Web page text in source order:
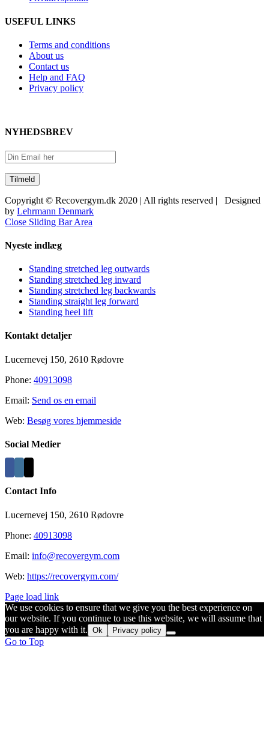
USEFUL LINKS
Terms and conditions
About us
Contact us
Help and FAQ
Privacy policy
NYHEDSBREV
Copyright © Recovergym.dk 2020 | All rights reserved | Designed
by Lehrmann Denmark
Close Sliding Bar Area
Nyeste indlæg
Standing stretched leg outwards
Standing stretched leg inward
Standing stretched leg backwards
Standing straight leg forward
Standing heel lift
Kontakt detaljer
Lucernevej 150, 2610 Rødovre
Phone: 40913098
Email: Send os en email
Web: Besøg vores hjemmeside
Social Medier
Contact Info
Lucernevej 150, 2610 Rødovre
Phone: 40913098
Email: info@recovergym.com
Web: https://recovergym.com/
Page load link
We use cookies to ensure that we give you the best experience on
our website. If you continue to use this website, we will assume that
you are happy with it. Ok Privacy policy
Go to Top